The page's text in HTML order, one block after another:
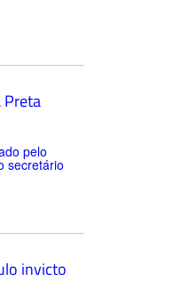
Preta
pelo
secretário
invicto